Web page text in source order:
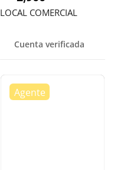
LOCAL COMERCIAL
Cuenta verificada